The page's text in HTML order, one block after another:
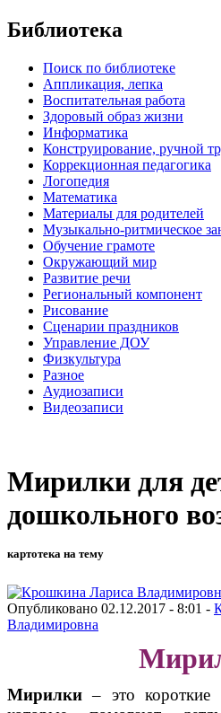
Библиотека
Поиск по библиотеке
Аппликация, лепка
Воспитательная работа
Здоровый образ жизни
Информатика
Конструирование, ручной
Коррекционная педагогика
Логопедия
Математика
Материалы для родителей
Музыкально-ритмическое
Обучение грамоте
Окружающий мир
Развитие речи
Региональный компонент
Рисование
Сценарии праздников
Управление ДОУ
Физкультура
Разное
Аудиозаписи
Видеозаписи
Мирилки для
дошкольного
картотека на тему
Опубликовано 02.12.2017 - 8:01 -
Владимировна
Мирилки – это короткие